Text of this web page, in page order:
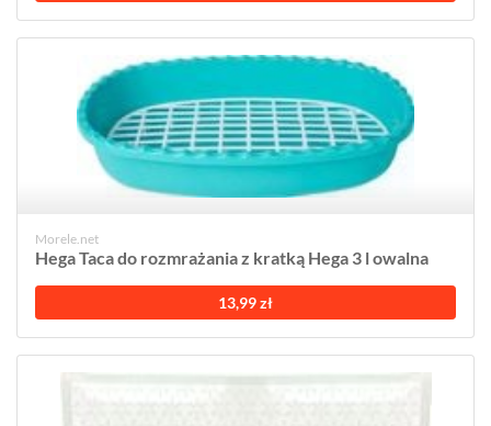
Morele.net
Hega Taca do rozmrażania z kratką Hega 3 l owalna
13,99 zł